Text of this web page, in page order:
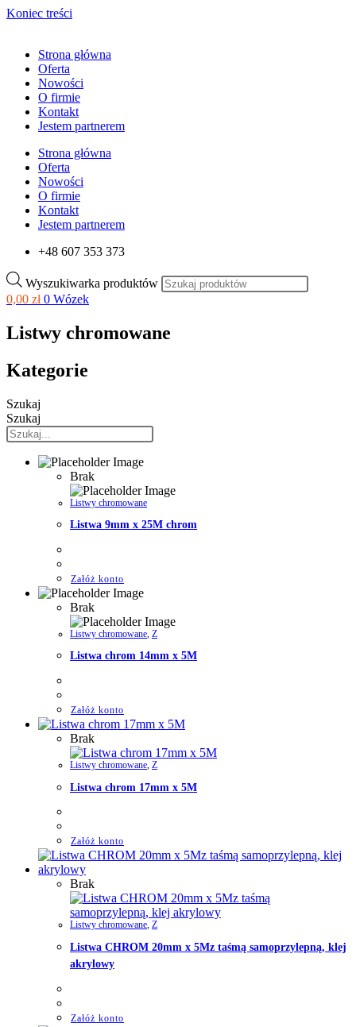
Koniec treści
Strona główna
Oferta
Nowości
O firmie
Kontakt
Jestem partnerem
Strona główna
Oferta
Nowości
O firmie
Kontakt
Jestem partnerem
+48 607 353 373
Wyszukiwarka produktów
0,00 zł 0 Wózek
Listwy chromowane
Kategorie
Szukaj
Szukaj
Brak
Listwy chromowane
Listwa 9mm x 25M chrom
Załóż konto
Brak
Listwy chromowane, Z
Listwa chrom 14mm x 5M
Załóż konto
Brak
Listwy chromowane, Z
Listwa chrom 17mm x 5M
Załóż konto
Brak
Listwy chromowane, Z
Listwa CHROM 20mm x 5Mz taśmą samoprzylepną, klej
akrylowy
Załóż konto